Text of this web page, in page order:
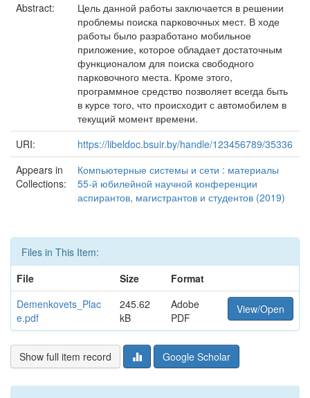
Abstract:
Цель данной работы заключается в решении
проблемы поиска парковочных мест. В ходе
работы было разработано мобильное
приложение, которое обладает достаточным
функционалом для поиска свободного
парковочного места. Кроме этого,
программное средство позволяет всегда быть
в курсе того, что происходит с автомобилем в
текущий момент времени.
URI:
https://libeldoc.bsuir.by/handle/123456789/35336
Appears in
Collections:
Компьютерные системы и сети : материалы
55-й юбилейной научной конференции
аспирантов, магистрантов и студентов (2019)
Files in This Item:
File
Size
Format
Demenkovets_Plac
e.pdf
245.62
kB
Adobe
PDF
View/Open
Show full item record Google Scholar